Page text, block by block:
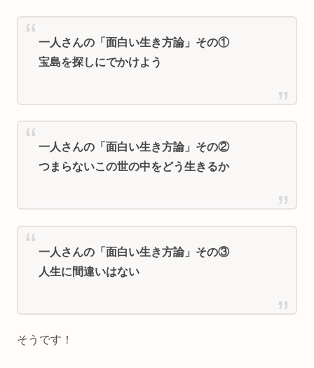
一人さんの「面白い生き方論」その①
宝島を探しにでかけよう
一人さんの「面白い生き方論」その②
つまらないこの世の中をどう生きるか
一人さんの「面白い生き方論」その③
人生に間違いはない
そうです！